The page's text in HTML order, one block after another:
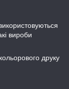
вироби
друку